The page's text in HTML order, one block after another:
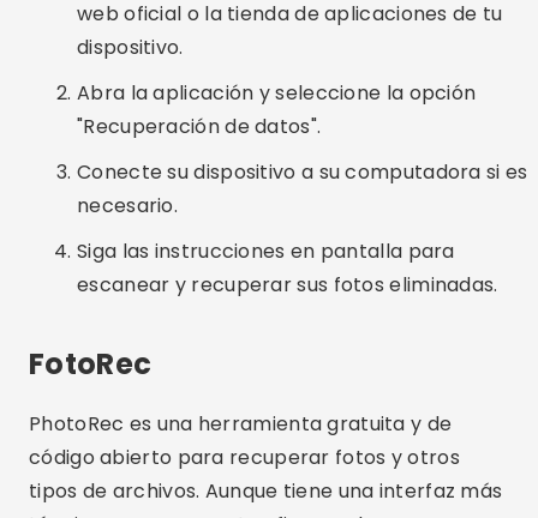
FotoRec
PhotoRec es una herramienta gratuita y de
código abierto para recuperar fotos y otros
tipos de archivos. Aunque tiene una interfaz más
recuperación de datos. Se puede utilizar en
múltiples sistemas operativos, incluidos
Características principales:
Publicidad - SpotAds
Admite una amplia gama de formatos de
archivos.